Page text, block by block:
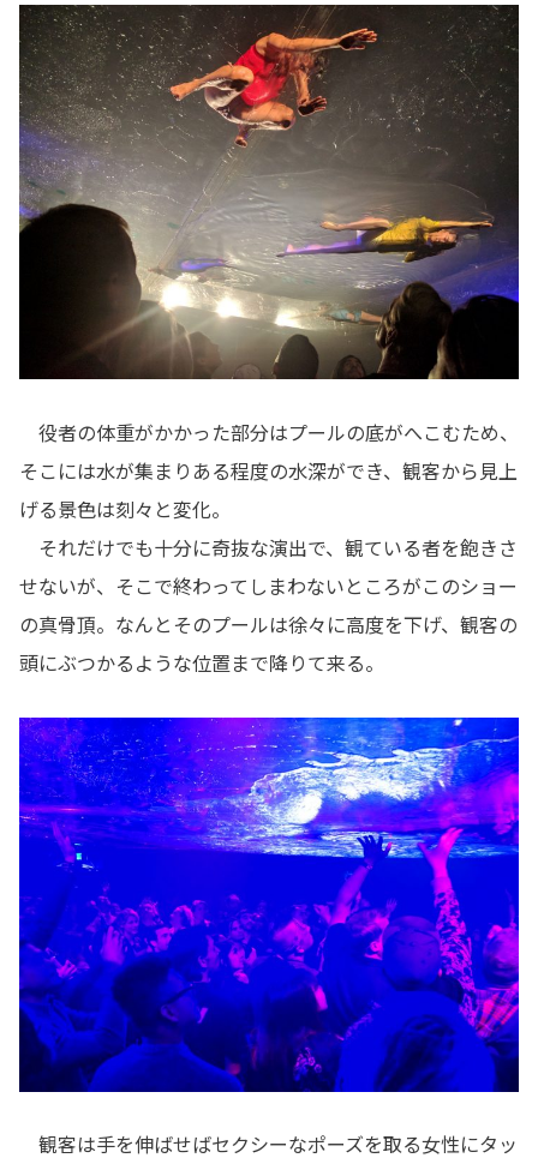
役者の体重がかかった部分はプールの底がへこむため、
そこには水が集まりある程度の水深ができ、観客から見上
げる景色は刻々と変化。
それだけでも十分に奇抜な演出で、観ている者を飽きさ
せないが、そこで終わってしまわないところがこのショー
の真骨頂。なんとそのプールは徐々に高度を下げ、観客の
頭にぶつかるような位置まで降りて来る。
観客は手を伸ばせばセクシーなポーズを取る女性にタッ